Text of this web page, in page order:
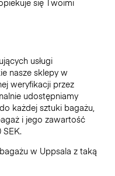
się Twoimi
usługi
nasze sklepy w
weryfikacji przez
udostępniamy
każdej sztuki bagażu,
i jego zawartość
SEK.
w Uppsala z taką